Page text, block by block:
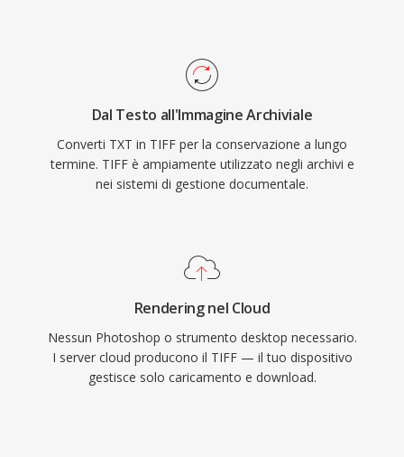
Dal Testo all'Immagine Archiviale
Converti TXT in TIFF per la conservazione a lungo
termine. TIFF è ampiamente utilizzato negli archivi e
nei sistemi di gestione documentale.
Rendering nel Cloud
Nessun Photoshop o strumento desktop necessario.
I server cloud producono il TIFF — il tuo dispositivo
gestisce solo caricamento e download.